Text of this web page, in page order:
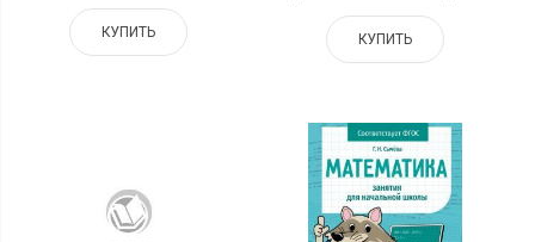
КУПИТЬ КУПИТЬ